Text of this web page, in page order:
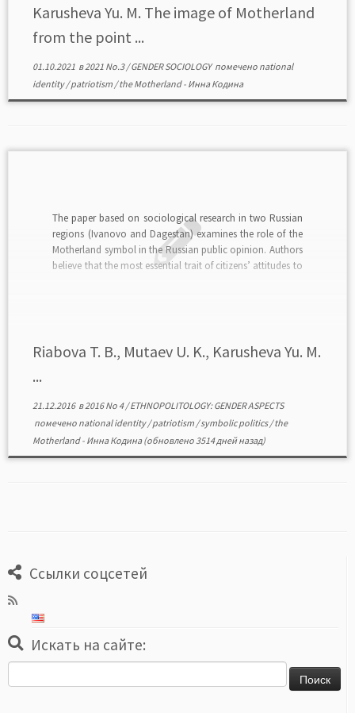
Karusheva Yu. M. The image of Motherland
from the point ...
01.10.2021в2021 No.3/GENDER SOCIOLOGYпомечено national
identity/patriotism /the Motherland- Инна Кодина
The paper based on sociological research in two Russian
regions (Ivanovo and Dagestan) examines the role of the
Motherland symbol in the Russian public opinion. Authors
believe that the most essential trait of citizens’ attitudes to
Riabova T. B., Mutaev U. K., Karusheva Yu. M.
...
21.12.2016в2016 No 4/ETHNOPOLITOLOGY: GENDER ASPECTS
помечено national identity/patriotism /symbolic politics/the
Motherland- Инна Кодина(обновлено 3514 дней назад)
Ссылки соцсетей
Искать на сайте: